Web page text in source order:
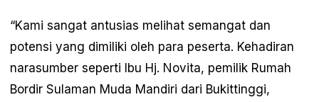
“Kami sangat antusias melihat semangat dan
potensi yang dimiliki oleh para peserta. Kehadiran
narasumber seperti Ibu Hj. Novita, pemilik Rumah
Bordir Sulaman Muda Mandiri dari Bukittinggi,